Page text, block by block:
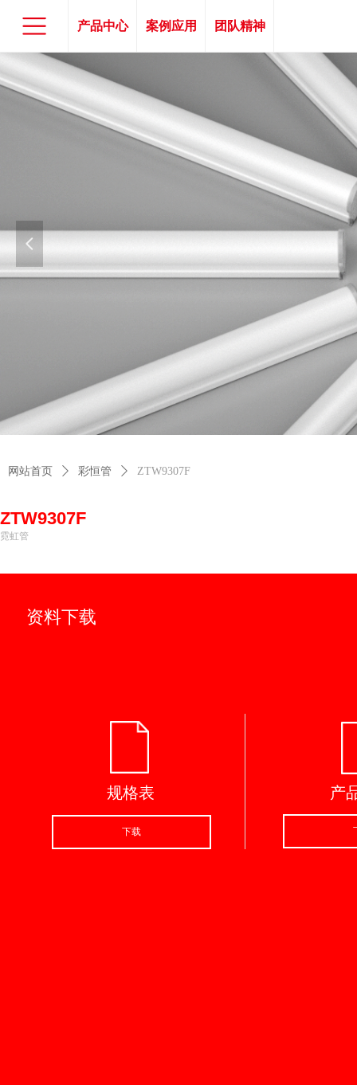
产品中心 案例应用 团队精神
넳
ZTW9307F
霓虹管
下载
产
规格表
资料下载
网站首页 ꄲ 彩恒管 ꄲ ZTW9307F